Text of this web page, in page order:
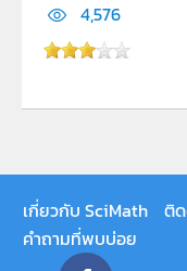
4,576
เกี่ยวกับ SciMath ติด
คำถามที่พบบ่อย